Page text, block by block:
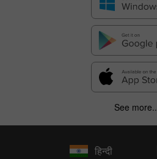
See
हिन्दी